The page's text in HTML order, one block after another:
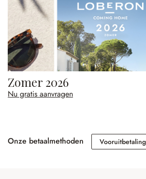
Zomer 2026
Nu gratis aanvragen
Onze betaalmethoden Vooruitbetaling